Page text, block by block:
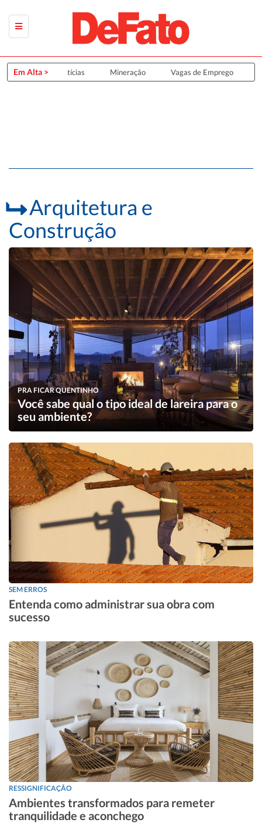
Em Alta >
Últimas Notícias Mineração Vagas de Emprego
Arquitetura e
Construção
PRA FICAR QUENTINHO
Você sabe qual o tipo ideal de lareira para o
seu ambiente?
SEM ERROS
Entenda como administrar sua obra com
sucesso
RESSIGNIFICAÇÃO
Ambientes transformados para remeter
tranquilidade e aconchego